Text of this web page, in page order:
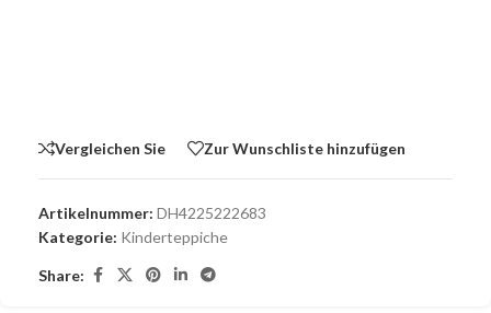
Vergleichen Sie Zur Wunschliste hinzufügen
Artikelnummer: DH4225222683
Kategorie: Kinderteppiche
Share: